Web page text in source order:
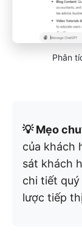
Phân
💡 Mẹo
của khách
sát khách
chi tiết
lược tiếp